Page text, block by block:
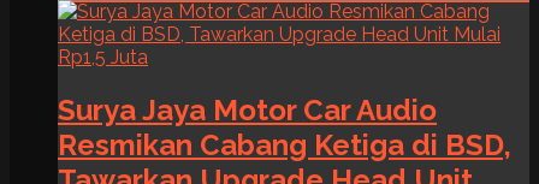
Surya Jaya Motor Car Audio
Resmikan Cabang Ketiga di BSD,